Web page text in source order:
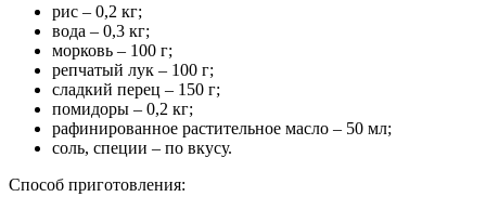
рис – 0,2 кг;
вода – 0,3 кг;
морковь – 100 г;
репчатый лук – 100 г;
сладкий перец – 150 г;
помидоры – 0,2 кг;
рафинированное растительное масло – 50 мл;
соль, специи – по вкусу.
Способ приготовления: